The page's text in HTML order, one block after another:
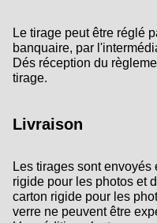
Le tirage peut être réglé
banquaire, par
Dés réception du
tirage.
Livraison
Les tirages sont
rigide pour les photos et
carton rigide pour les
verre ne peuvent être